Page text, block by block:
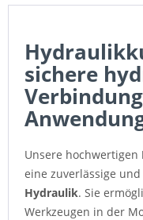
sichere
Unsere hochwertigen
eine zuverlässige
Hydraulik. Sie
Werkzeugen in der